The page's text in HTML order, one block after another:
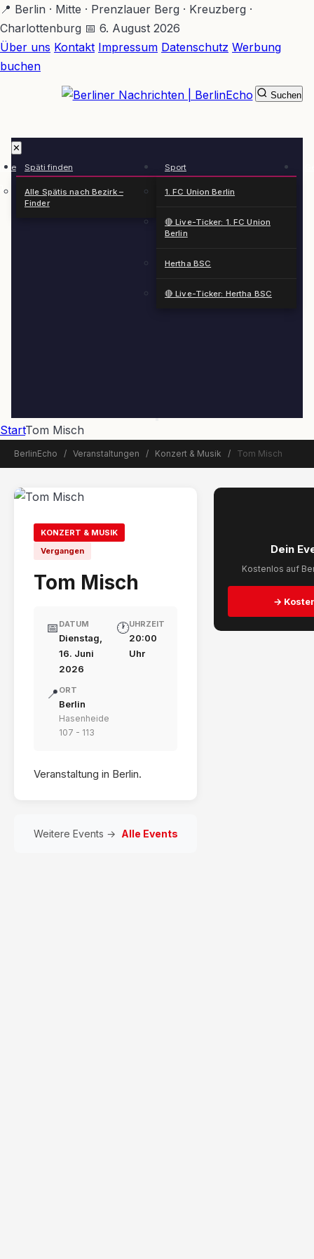
Zum
Hauptinhalt
springen
📍 Berlin · Mitte · Prenzlauer Berg · Kreuzberg ·
Charlottenburg 📅 6. August 2026
Über uns Kontakt Impressum Datenschutz Werbung
buchen
✕
Späti finden
Alle Spätis nach Bezirk –
Finder
Sport
1. FC Union Berlin
🔴 Live-Ticker: 1. FC Union
Berlin
Hertha BSC
🔴 Live-Ticker: Hertha BSC
Suchen
StartTom Misch
BerlinEcho / Veranstaltungen / Konzert & Musik / Tom Misch
KONZERT & MUSIK
Vergangen
Tom Misch
📅 DATUM
Dienstag,
16. Juni
2026
🕐UHRZEIT
20:00
Uhr
📍 ORT
Berlin
Hasenheide
107 - 113
Veranstaltung in Berlin.
Weitere Events → Alle Events
Dein
Kostenlos auf
→